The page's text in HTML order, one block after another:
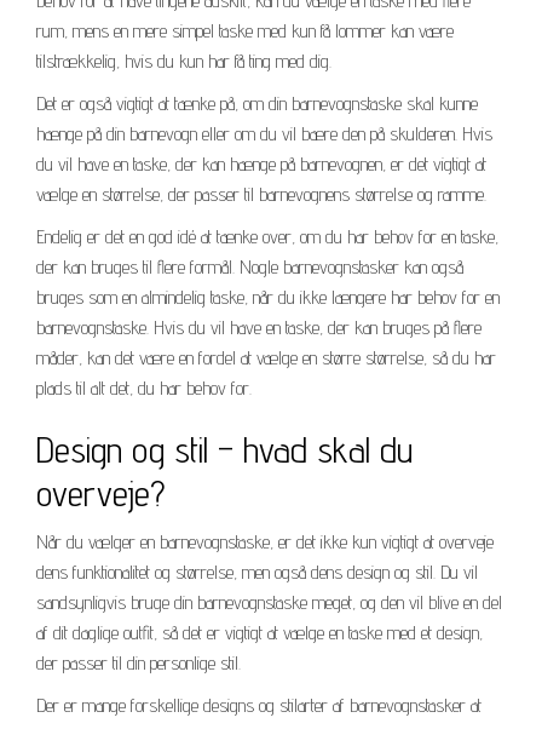
rum, mens en mere simpel taske med kun få lommer kan være
tilstrækkelig, hvis du kun har få ting med dig.
Det er også vigtigt at tænke på, om din barnevognstaske skal kunne
hænge på din barnevogn eller om du vil bære den på skulderen. Hvis
du vil have en taske, der kan hænge på barnevognen, er det vigtigt at
vælge en størrelse, der passer til barnevognens størrelse og ramme.
Endelig er det en god idé at tænke over, om du har behov for en taske,
der kan bruges til flere formål. Nogle barnevognstasker kan også
bruges som en almindelig taske, når du ikke længere har behov for en
barnevognstaske. Hvis du vil have en taske, der kan bruges på flere
måder, kan det være en fordel at vælge en større størrelse, så du har
plads til alt det, du har behov for.
Design og stil – hvad skal du
overveje?
Når du vælger en barnevognstaske, er det ikke kun vigtigt at overveje
dens funktionalitet og størrelse, men også dens design og stil. Du vil
sandsynligvis bruge din barnevognstaske meget, og den vil blive en del
af dit daglige outfit, så det er vigtigt at vælge en taske med et design,
der passer til din personlige stil.
Der er mange forskellige designs og stilarter af barnevognstasker at